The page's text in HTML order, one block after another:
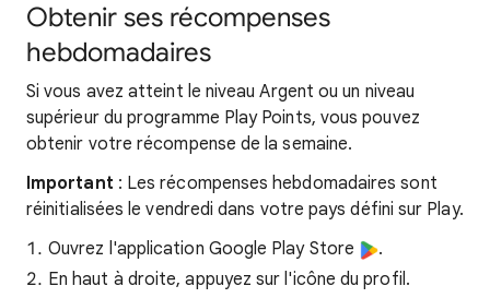
Obtenir ses récompenses
hebdomadaires
Si vous avez atteint le niveau Argent ou un niveau
supérieur du programme Play Points, vous pouvez
obtenir votre récompense de la semaine.
Important : Les récompenses hebdomadaires sont
réinitialisées le vendredi dans votre pays défini sur Play.
Ouvrez l'application Google Play Store
.
En haut à droite, appuyez sur l'icône du profil.